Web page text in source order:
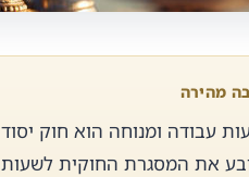
מהירה
עבודה ומנוחה הוא חוק
את המסגרת החוקית